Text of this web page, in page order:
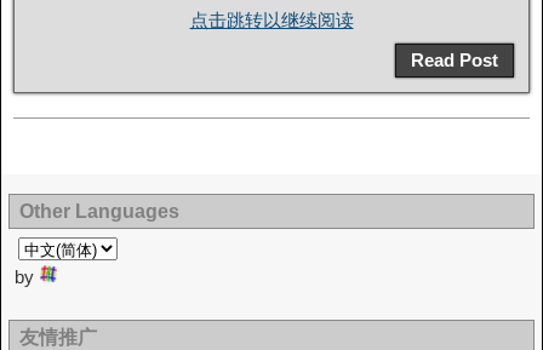
点击跳转以继续阅读
Read Post
Other Languages
by
友情推广